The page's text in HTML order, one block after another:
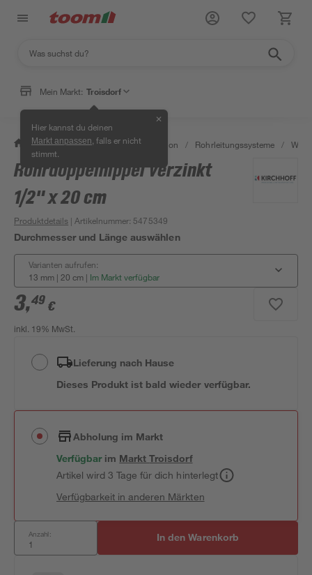
Mein Markt: Troisdorf
Hier kannst du deinen
Markt anpassen , falls er nicht
stimmt.
✕
/ Bad & Sanitär / Sanitärinstallation / Rohrleitungssysteme /
Rohrdoppelnippel verzinkt
1/2" x 20 cm
Produktdetails | Artikelnummer: 5475349
Durchmesser und Länge auswählen
Varianten aufrufen:
13 mm | 20 cm | Im Markt verfügbar
3,49 €
inkl. 19% MwSt.
Lieferung nach Hause
Dieses Produkt ist bald wieder verfügbar.
Abholung im Markt
Verfügbar im MarktTroisdorf
Artikel wird 3 Tage für dich hinterlegt
Verfügbarkeit in anderen Märkten
Anzahl: In den Warenkorb